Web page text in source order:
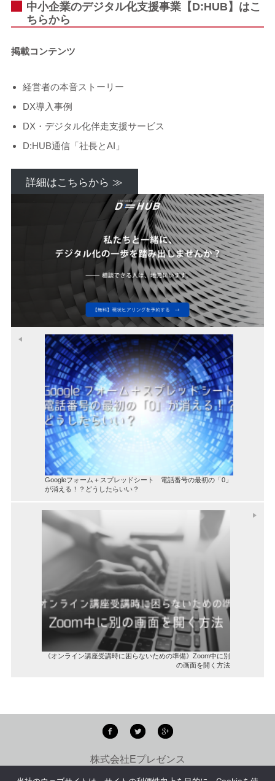
中小企業のデジタル化支援事業【D:HUB】はこ
ちらから
掲載コンテンツ
経営者の本音ストーリー
DX導入事例
DX・デジタル化伴走支援サービス
D:HUB通信「社長とAI」
詳細はこちらから ≫
Googleフォーム＋スプレッドシート 電話番号の最初の「0」
が消える！？どうしたらいい？
《オンライン講座受講時に困らないための準備》Zoom中に別
の画面を開く方法
株式会社Eプレゼンス
copyright © E-PRESENCE Inc. all rights reserved.